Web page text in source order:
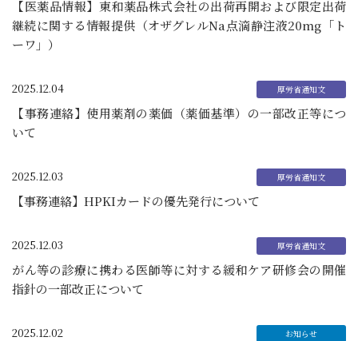
【医薬品情報】東和薬品株式会社の出荷再開および限定出荷
継続に関する情報提供（オザグレルNa点滴静注液20mg「ト
ーワ」）
2025.12.04
【事務連絡】使用薬剤の薬価（薬価基準）の一部改正等につ
いて
2025.12.03
【事務連絡】HPKIカードの優先発行について
2025.12.03
がん等の診療に携わる医師等に対する緩和ケア研修会の開催
指針の一部改正について
2025.12.02